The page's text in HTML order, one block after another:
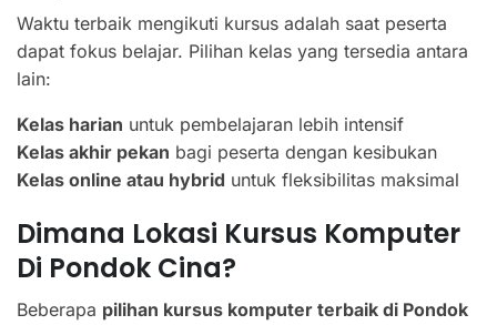
Waktu terbaik mengikuti kursus adalah saat peserta
dapat fokus belajar. Pilihan kelas yang tersedia antara
lain:
Kelas harian untuk pembelajaran lebih intensif
Kelas akhir pekan bagi peserta dengan kesibukan
Kelas online atau hybrid untuk fleksibilitas maksimal
Dimana Lokasi Kursus Komputer
Di Pondok Cina?
Beberapa pilihan kursus komputer terbaik di Pondok